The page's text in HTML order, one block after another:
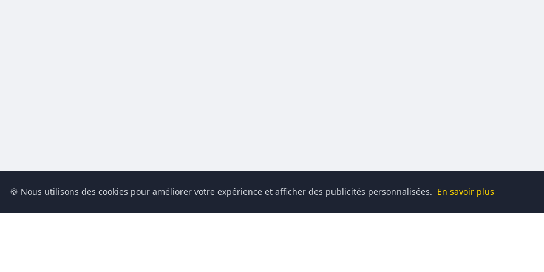
🍪 Nous utilisons des cookies pour améliorer votre expérience et afficher des publicités personnalisées. En savoir plus